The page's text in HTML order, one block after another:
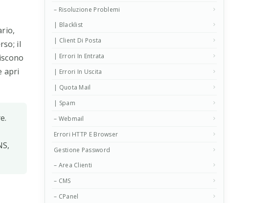
il
apri
– Risoluzione Problemi
| Blacklist
| Client Di Posta
| Errori In Entrata
| Errori In Uscita
| Quota Mail
| Spam
– Webmail
Errori HTTP E Browser
Gestione Password
– Area Clienti
– CMS
– CPanel